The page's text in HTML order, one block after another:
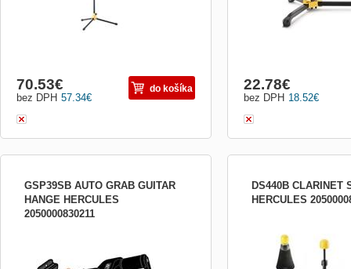
57.34€
bez DPH
70.53€ do košíka
18.52€
bez DPH
22.78€
GSP39SB AUTO GRAB GUITAR
HANGE HERCULES
2050000830211
DS440B CLARINET
HERCULES
stabilný Výška: 17 cm
Hmotnosť: 0,1 kg
stave: 10,6 x 5,5 cm
balenia